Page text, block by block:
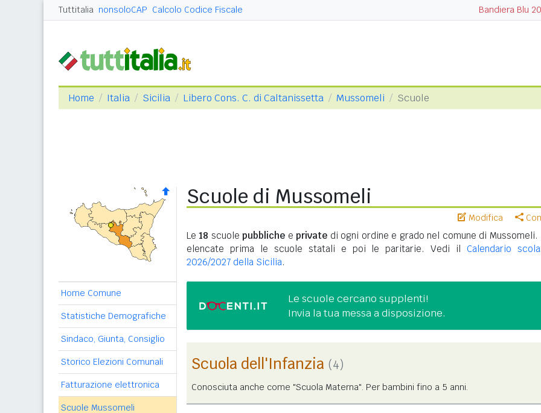
Tuttitalia nonsoloCAP Calcolo Codice Fiscale Bandiera Blu
Home Italia Sicilia Libero Cons. C. di Caltanissetta Mussomeli Scuole
Home Comune
Statistiche Demografiche
Sindaco, Giunta, Consiglio
Storico Elezioni Comunali
Fatturazione elettronica
Scuole Mussomeli
Scuole di Mussomeli
Modifica
Le18 scuolepubbliche eprivate di ogni ordine e grado nel comune di Mussomeli.
elencate prima le scuole statali e poi le paritarie. Vedi il Calendario
2026/2027 della Sicilia.
Le scuole cercano supplenti!
Invia la tua messa a disposizione.
Scuola dell'Infanzia (4)
Conosciuta anche come "Scuola Materna". Per bambini fino a 5 anni.